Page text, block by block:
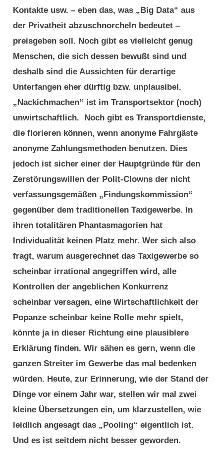
Kontakte usw. – eben das, was „Big Data“ aus
der Privatheit abzuschnorcheln bedeutet –
preisgeben soll. Noch gibt es vielleicht genug
Menschen, die sich dessen bewußt sind und
deshalb sind die Aussichten für derartige
Unterfangen eher dürftig bzw. unplausibel.
„Nackichmachen“ ist im Transportsektor (noch)
unwirtschaftlich. Noch gibt es Transportdienste,
die florieren können, wenn anonyme Fahrgäste
anonyme Zahlungsmethoden benutzen. Dies
jedoch ist sicher einer der Hauptgründe für den
Zerstörungswillen der Polit-Clowns der nicht
verfassungsgemäßen „Findungskommission“
gegenüber dem traditionellen Taxigewerbe. In
ihren totalitären Phantasmagorien hat
Individualität keinen Platz mehr. Wer sich also
fragt, warum ausgerechnet das Taxigewerbe so
scheinbar irrational angegriffen wird, alle
Kontrollen der angeblichen Konkurrenz
scheinbar versagen, eine Wirtschaftlichkeit der
Popanze scheinbar keine Rolle mehr spielt,
könnte ja in dieser Richtung eine plausiblere
Erklärung finden. Wir sähen es gern, wenn die
ganzen Streiter im Gewerbe das mal bedenken
würden. Heute, zur Erinnerung, wie der Stand der
Dinge vor einem Jahr war, stellen wir mal zwei
kleine Übersetzungen ein, um klarzustellen, wie
leidlich angesagt das „Pooling“ eigentlich ist.
Und es ist seitdem nicht besser geworden.